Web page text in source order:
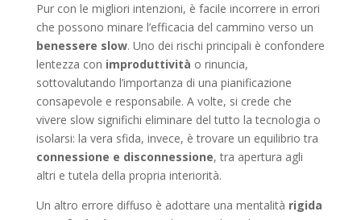
Pur con le migliori intenzioni, è facile incorrere in errori
che possono minare l’efficacia del cammino verso un
benessere slow. Uno dei rischi principali è confondere
lentezza con improduttività o rinuncia,
sottovalutando l’importanza di una pianificazione
consapevole e responsabile. A volte, si crede che
vivere slow significhi eliminare del tutto la tecnologia o
isolarsi: la vera sfida, invece, è trovare un equilibrio tra
connessione e disconnessione, tra apertura agli
altri e tutela della propria interiorità.
Un altro errore diffuso è adottare una mentalità rigida